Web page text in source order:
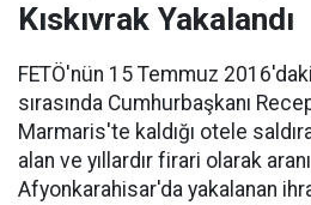
Kıskıvrak Yakalandı
FETÖ'nün 15 Temmuz
sırasında Cumhurbaşkanı
Marmaris'te kaldığı otele
alan ve yıllardır firari olarak
Afyonkarahisar'da yakalanan